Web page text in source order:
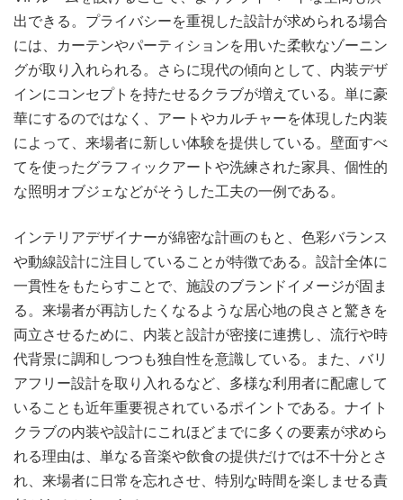
出できる。プライバシーを重視した設計が求められる場合
には、カーテンやパーティションを用いた柔軟なゾーニン
グが取り入れられる。さらに現代の傾向として、内装デザ
インにコンセプトを持たせるクラブが増えている。単に豪
華にするのではなく、アートやカルチャーを体現した内装
によって、来場者に新しい体験を提供している。壁面すべ
てを使ったグラフィックアートや洗練された家具、個性的
な照明オブジェなどがそうした工夫の一例である。
インテリアデザイナーが綿密な計画のもと、色彩バランス
や動線設計に注目していることが特徴である。設計全体に
一貫性をもたらすことで、施設のブランドイメージが固ま
る。来場者が再訪したくなるような居心地の良さと驚きを
両立させるために、内装と設計が密接に連携し、流行や時
代背景に調和しつつも独自性を意識している。また、バリ
アフリー設計を取り入れるなど、多様な利用者に配慮して
いることも近年重要視されているポイントである。ナイト
クラブの内装や設計にこれほどまでに多くの要素が求めら
れる理由は、単なる音楽や飲食の提供だけでは不十分とさ
れ、来場者に日常を忘れさせ、特別な時間を楽しませる責